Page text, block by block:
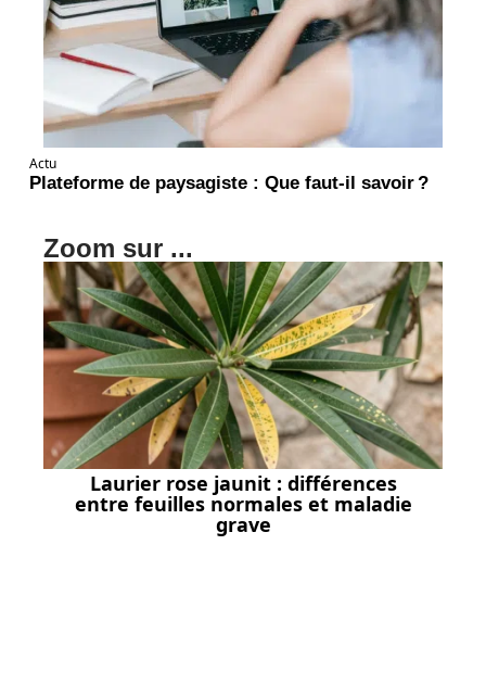
Actu
Plateforme de paysagiste : Que faut-il savoir ?
Zoom sur ...
Laurier rose jaunit : différences
entre feuilles normales et maladie
grave